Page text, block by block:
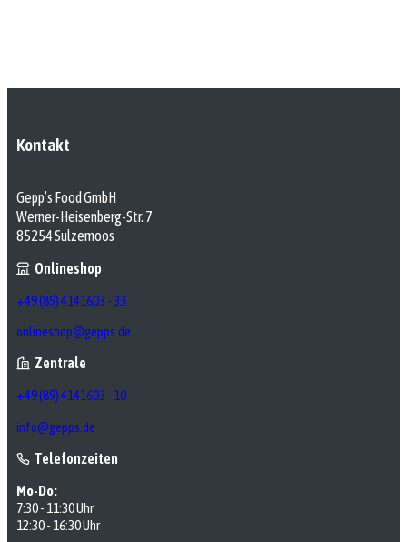
Kontakt
Gepp’s Food GmbH
Werner-Heisenberg-Str. 7
85254 Sulzemoos
Onlineshop
+49 (89) 4141603 - 33
onlineshop@gepps.de
Zentrale
+49 (89) 4141603 - 10
info@gepps.de
Telefonzeiten
Mo-Do:
7:30 - 11:30 Uhr
12:30 - 16:30 Uhr